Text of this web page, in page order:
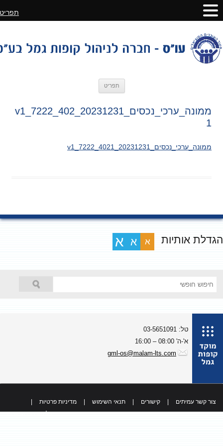
תפריט
ממונה_ערכי_נכסים_20231231_v1_7222_402
1
ממונה_ערכי_נכסים_20231231_v1_7222_4021
אותיות א א א
טל: 03-5651091
א'-ה' 08:00 – 16:00
gml-os@malam-lts.com
צור קשר עמיתים קישורים תנאי השימוש מדיניות פרטיות
כל הזכויות שמורות
תפריט